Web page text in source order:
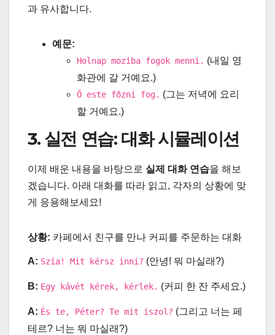
과 유사합니다.
예문:
Holnap moziba fogok menni. (내일 영
화관에 갈 거예요.)
Ő este főzni fog. (그는 저녁에 요리
할 거예요.)
3. 실전 연습: 대화 시뮬레이션
이제 배운 내용을 바탕으로 실제 대화 연습을 해보
겠습니다. 아래 대화를 따라 읽고, 각자의 상황에 맞
게 응용해보세요!
상황: 카페에서 친구를 만나 커피를 주문하는 대화
A: Szia! Mit kérsz inni? (안녕! 뭐 마실래?)
B: Egy kávét kérek, kérlek. (커피 한 잔 주세요.)
A: És te, Péter? Te mit iszol? (그리고 너는 페
테르? 너는 뭐 마실래?)